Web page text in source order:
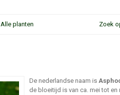
Alle planten Zoek
De nederlandse naam is
de bloeitijd is van ca. mei tot